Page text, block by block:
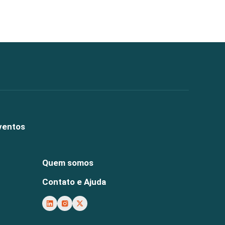
Quem somos
Contato e Ajuda